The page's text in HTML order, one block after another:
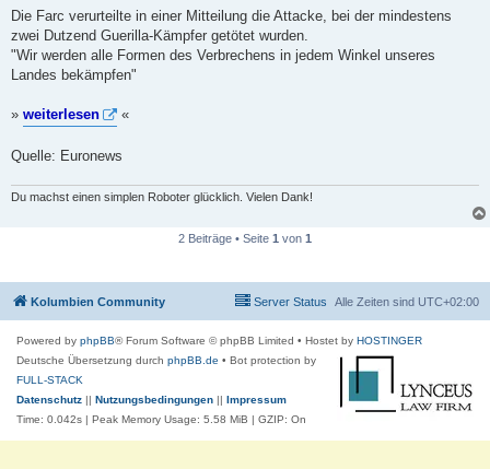
i
r
a
Die Farc verurteilte in einer Mitteilung die Attacke, bei der mindestens
zwei Dutzend Guerilla-Kämpfer getötet wurden.
"Wir werden alle Formen des Verbrechens in jedem Winkel unseres
Landes bekämpfen"
» weiterlesen «
Quelle: Euronews
Du machst einen simplen Roboter glücklich. Vielen Dank!
2 Beiträge • Seite 1 von 1
Kolumbien Community Alle Zeiten sind UTC+02:00
Server Status
Powered by phpBB® Forum Software © phpBB Limited • Hostet by HOSTINGER
Deutsche Übersetzung durch phpBB.de • Bot protection by
FULL-STACK
Datenschutz || Nutzungsbedingungen || Impressum
Time: 0.042s | Peak Memory Usage: 5.58 MiB | GZIP: On